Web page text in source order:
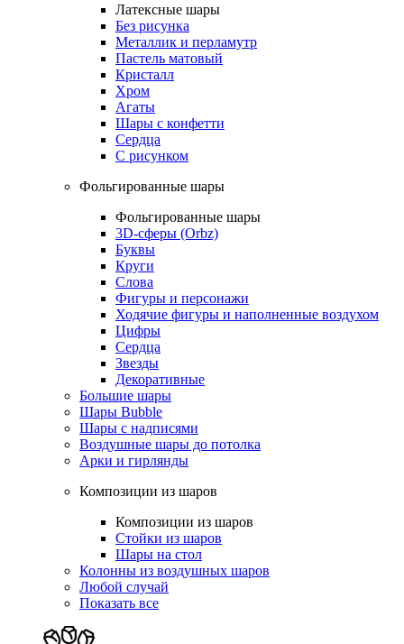
Латексные шары
Без рисунка
Металлик и перламутр
Пастель матовый
Кристалл
Хром
Агаты
Шары с конфетти
Сердца
С рисунком
Фольгированные шары
Фольгированные шары
3D-сферы (Orbz)
Буквы
Круги
Слова
Фигуры и персонажи
Ходячие фигуры и наполненные воздухом
Цифры
Сердца
Звезды
Декоративные
Большие шары
Шары Bubble
Шары с надписями
Воздушные шары до потолка
Арки и гирлянды
Композиции из шаров
Композиции из шаров
Стойки из шаров
Шары на стол
Колонны из воздушных шаров
Любой случай
Показать все